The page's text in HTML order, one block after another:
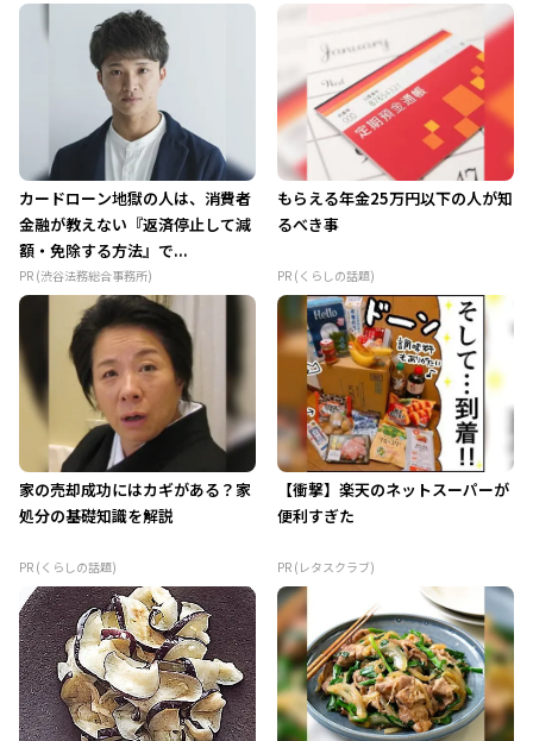
カードローン地獄の人は、消費者
金融が教えない『返済停止して減
額・免除する方法』で...
PR (渋谷法務総合事務所)
もらえる年金25万円以下の人が知
るべき事
PR (くらしの話題)
家の売却成功にはカギがある？家
処分の基礎知識を解説
PR (くらしの話題)
【衝撃】楽天のネットスーパーが
便利すぎた
PR (レタスクラブ)